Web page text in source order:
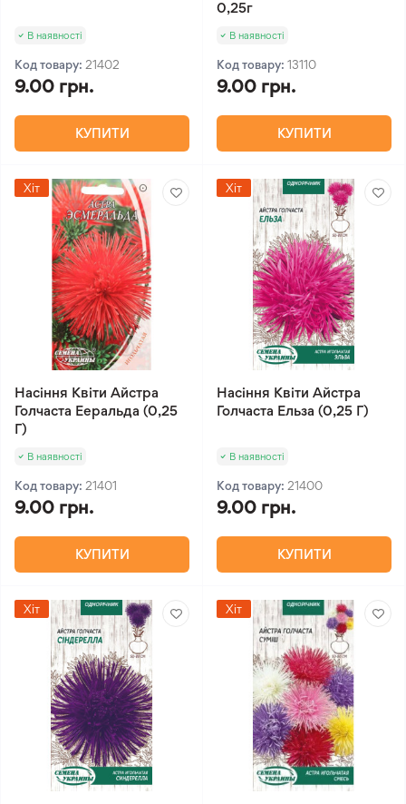
В наявності
Код товару: 21402
9.00 грн.
КУПИТИ
0,25г
В наявності
Код товару: 13110
9.00 грн.
КУПИТИ
Хіт
Насіння Квіти Айстра
Голчаста Ееральда (0,25
Г)
В наявності
Код товару: 21401
9.00 грн.
КУПИТИ
Хіт
Насіння Квіти Айстра
Голчаста Ельза (0,25 Г)
В наявності
Код товару: 21400
9.00 грн.
КУПИТИ
Хіт Хіт